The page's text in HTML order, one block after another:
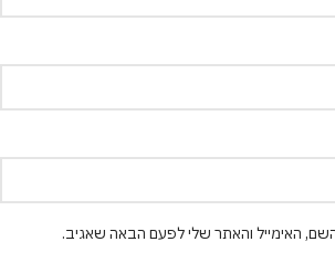
האימייל והאתר שלי לפעם הבאה שאגיב.